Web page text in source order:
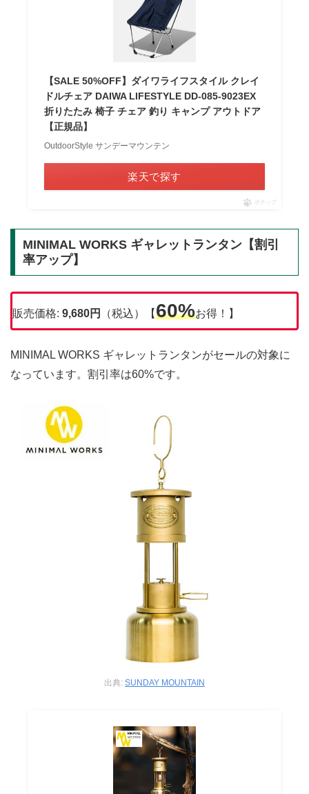
【SALE 50%OFF】ダイワライフスタイル クレイ
ドルチェア DAIWA LIFESTYLE DD-085-9023EX
折りたたみ 椅子 チェア 釣り キャンプ アウトドア
【正規品】
OutdoorStyle サンデーマウンテン
楽天で探す
ポチップ
MINIMAL WORKS ギャレットランタン【割引
率アップ】
販売価格: 9,680円 （税込）【60%お得！】
MINIMAL WORKS ギャレットランタンがセールの対象に
なっています。割引率は60%です。
出典: SUNDAY MOUNTAIN